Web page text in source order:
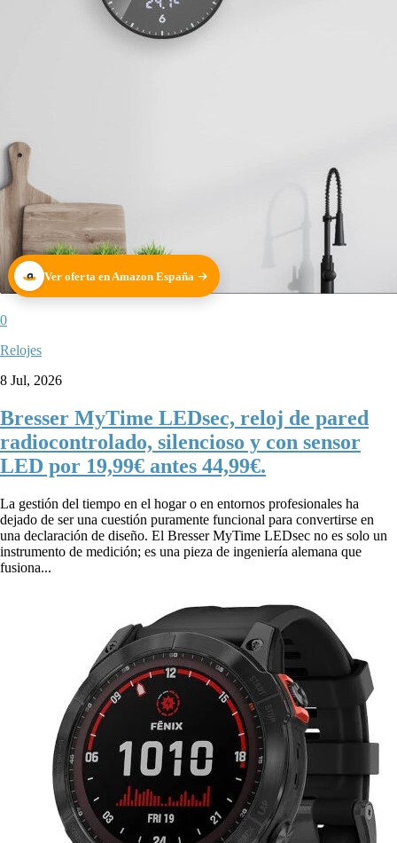
Ver oferta en Amazon España
0
Relojes
8 Jul, 2026
Bresser MyTime LEDsec, reloj de pared
radiocontrolado, silencioso y con sensor
LED por 19,99€ antes 44,99€.
La gestión del tiempo en el hogar o en entornos profesionales ha
dejado de ser una cuestión puramente funcional para convertirse en
una declaración de diseño. El Bresser MyTime LEDsec no es solo un
instrumento de medición; es una pieza de ingeniería alemana que
fusiona...